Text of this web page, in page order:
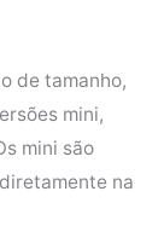
de tamanho,
mini,
mini são
na